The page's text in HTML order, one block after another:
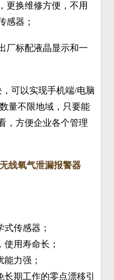
更换维修方便，不用
感器；
厂标配液晶显示和一
可以实现手机端/电脑
量不限地域，只要能
，方便企业各个管理
线氧气泄漏报警器
传感器；
用寿命长；
力强；
期工作的零点漂移引